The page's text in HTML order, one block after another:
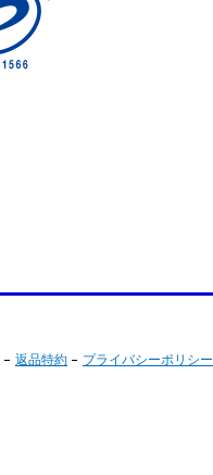
返品特約 プライバシーポリシー